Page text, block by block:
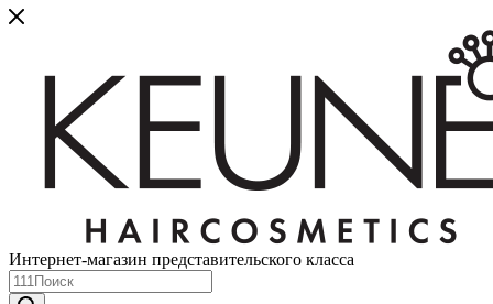
Интернет-магазин представительского класса